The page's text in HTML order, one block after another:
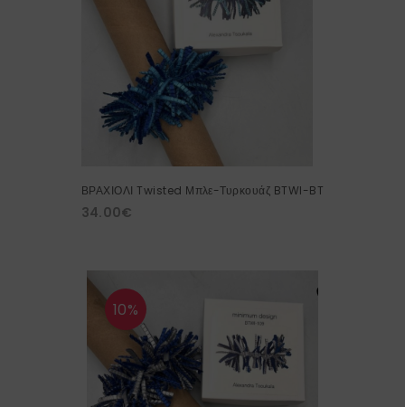
ΒΡΑΧΙΟΛΙ Twisted Μπλε-Τυρκουάζ BTWI-BT
34.00€
10%